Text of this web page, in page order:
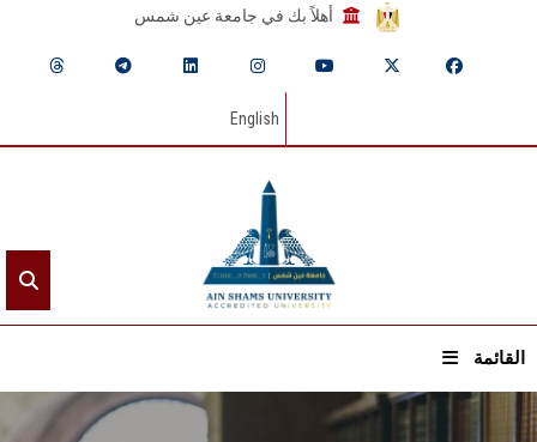
أهلاً بك في جامعة عين شمس
English
القائمة
الرئيسيـة